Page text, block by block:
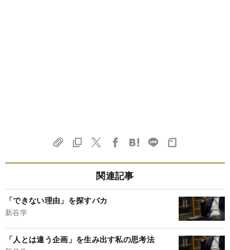
関連記事
「できない理由」を探すバカ
新谷学
「人とは違う企画」を生み出す私の思考法